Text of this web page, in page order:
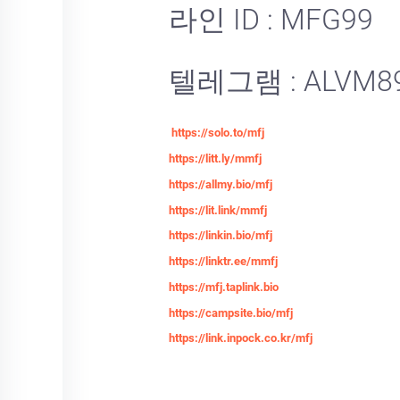
라인 ID : MFG99
텔레그램 :
https://solo.to/mfj
https://litt.ly/mmfj
https://allmy.bio/mfj
https://lit.link/mmfj
https://linkin.bio/mfj
https://linktr.ee/mmfj
https://mfj.taplink.bio
https://campsite.bio/mfj
https://link.inpock.co.kr/mfj